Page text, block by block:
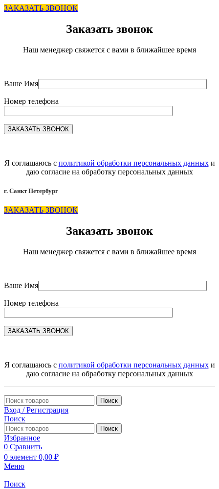
ЗАКАЗАТЬ ЗВОНОК
Заказать звонок
Наш менеджер свяжется с вами в ближайшее время
Ваше Имя
Номер телефона
Я соглашаюсь с политикой обработки персональных данныхи
даю согласие на обработку персональных данных
г. Санкт Петербург
ЗАКАЗАТЬ ЗВОНОК
Заказать звонок
Наш менеджер свяжется с вами в ближайшее время
Ваше Имя
Номер телефона
Я соглашаюсь с политикой обработки персональных данныхи
даю согласие на обработку персональных данных
Поиск
Вход / Регистрация
Поиск
Поиск
Избранное
0 Сравнить
0 элемент 0,00 ₽
Меню
Поиск